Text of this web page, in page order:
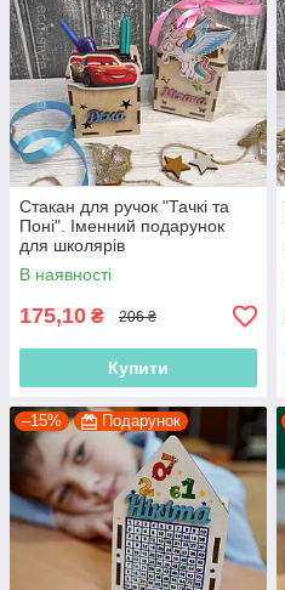
Стакан для ручок "Тачкі та
Поні". Іменний подарунок
для школярів
В наявності
175,10 ₴ 206 ₴
Купити
–15% Подарунок